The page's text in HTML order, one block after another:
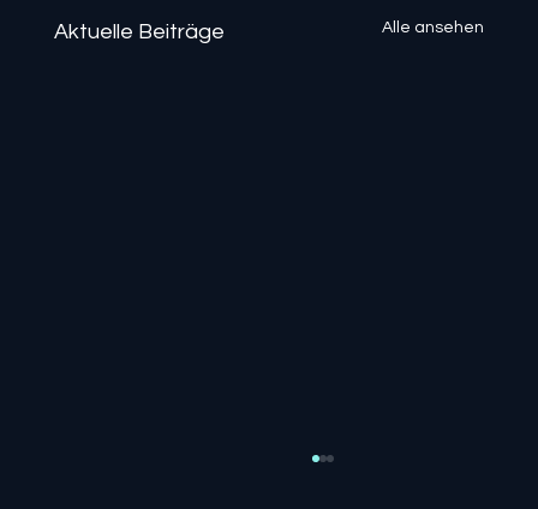
Aktuelle Beiträge Alle ansehen